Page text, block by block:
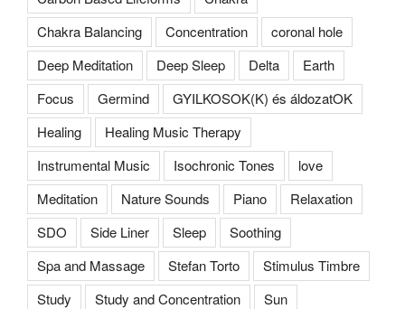
Chakra Balancing
Concentration
coronal hole
Deep Meditation
Deep Sleep Delta
Earth
Focus
Germind
GYILKOSOK(K) és áldozatOK
Healing
Healing Music Therapy
Instrumental Music
Isochronic Tones
love
Meditation
Nature Sounds Piano
Relaxation
SDO
Side Liner Sleep
Soothing
Spa and Massage
Stefan Torto
Stimulus Timbre
Study
Study and Concentration
Sun